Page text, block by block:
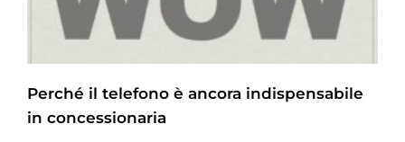
Perché il telefono è ancora indispensabile
in concessionaria